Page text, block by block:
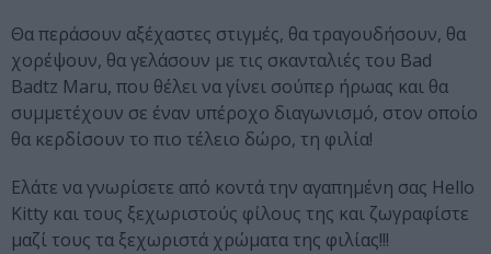
Θα περάσουν αξέχαστες στιγμές, θα τραγουδήσουν, θα
χορέψουν, θα γελάσουν με τις σκανταλιές του Bad
Badtz Maru, που θέλει να γίνει σούπερ ήρωας και θα
συμμετέχουν σε έναν υπέροχο διαγωνισμό, στον οποίο
θα κερδίσουν το πιο τέλειο δώρο, τη φιλία!
Ελάτε να γνωρίσετε από κοντά την αγαπημένη σας Hello
Kitty και τους ξεχωριστούς φίλους της και ζωγραφίστε
μαζί τους τα ξεχωριστά χρώματα της φιλίας!!!